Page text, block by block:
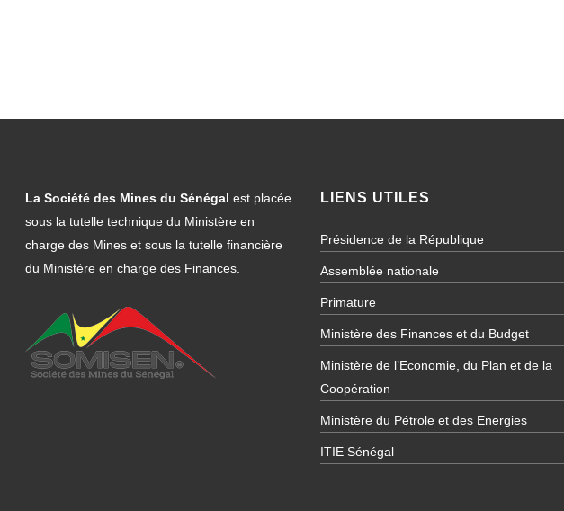
La Société des Mines du Sénégal est placée
sous la tutelle technique du Ministère en
charge des Mines et sous la tutelle financière
du Ministère en charge des Finances.
LIENS UTILES
Présidence de la République
Assemblée nationale
Primature
Ministère des Finances et du Budget
Ministère de l’Economie, du Plan et de la
Coopération
Ministère du Pétrole et des Energies
ITIE Sénégal